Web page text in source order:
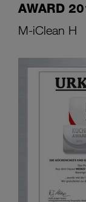
AWARD
M-iClean H